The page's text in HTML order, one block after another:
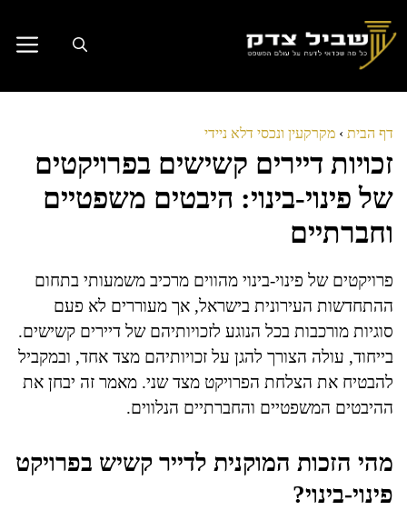
לתוכן
דף הבית › מקרקעין ונכסי דלא ניידי
זכויות דיירים קשישים בפרויקטים
של פינוי-בינוי: היבטים משפטיים
וחברתיים
פרויקטים של פינוי-בינוי מהווים מרכיב משמעותי בתחום
ההתחדשות העירונית בישראל, אך מעוררים לא פעם
סוגיות מורכבות בכל הנוגע לזכויותיהם של דיירים קשישים.
בייחוד, עולה הצורך להגן על זכויותיהם מצד אחד, ובמקביל
להבטיח את הצלחת הפרויקט מצד שני. מאמר זה יבחן את
ההיבטים המשפטיים והחברתיים הנלווים.
מהי הזכות המוקנית לדייר קשיש בפרויקט
פינוי-בינוי?